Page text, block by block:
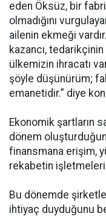
eden Öksüz, bir
olmadığını
ailenin ekmeği
kazancı,
ülkemizin ihracatı
şöyle düşünürüm;
emanetidir.” diye
Ekonomik şartların
dönem
finansmana erişim,
rekabetin işletmeleri
Bu dönemde
ihtiyaç duyduğunu